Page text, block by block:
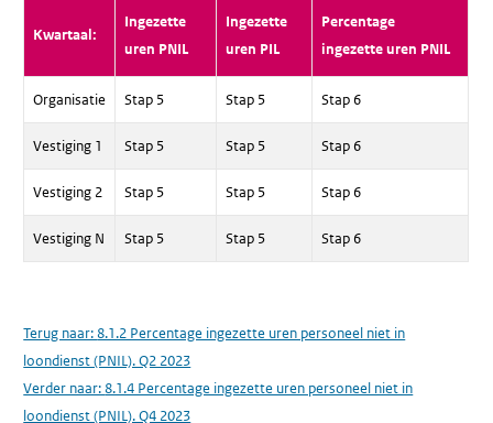
Kwartaal:
Ingezette
uren PNIL
Ingezette
uren PIL
Percentage
ingezette uren PNIL
Organisatie Stap 5 Stap 5 Stap 6
Vestiging 1 Stap 5 Stap 5 Stap 6
Vestiging 2 Stap 5 Stap 5 Stap 6
Vestiging N Stap 5 Stap 5 Stap 6
Terug naar:8.1.2 Percentage ingezette uren personeel niet in
loondienst (PNIL). Q2 2023
Verder naar:8.1.4 Percentage ingezette uren personeel niet in
loondienst (PNIL). Q4 2023